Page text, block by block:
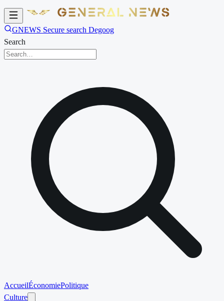
GNEWS Secure search Degoog
Search
AccueilÉconomiePolitique
Culture